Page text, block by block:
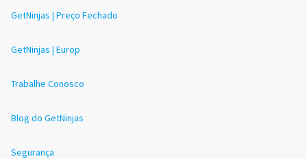
GetNinjas | Preço Fechado
GetNinjas | Europ
Trabalhe Conosco
Blog do GetNinjas
Segurança